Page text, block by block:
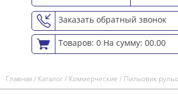
Заказать обратный звонок
Товаров: 0 На сумму: 00.00
Главная/ Каталог/ Коммерческие / Пильовик